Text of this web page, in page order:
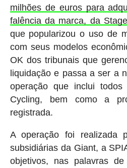
milhões de euros para
falência da marca, da
que popularizou o uso de
com seus modelos
OK dos tribunais que
liquidação e passa a ser a
operação que inclui
Cycling, bem como a
registrada.
A operação foi realizada
subsidiárias da Giant, a
objetivos, nas palavras